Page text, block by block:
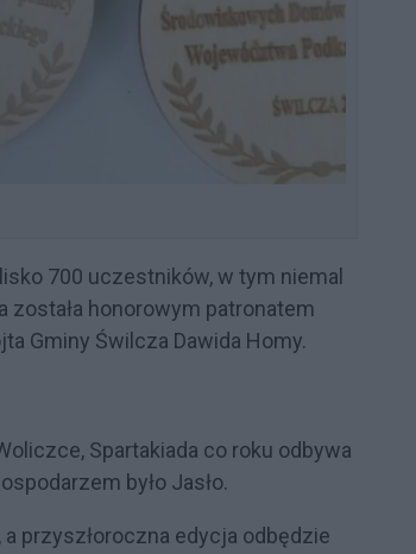
700 uczestników, w tym niemal
została honorowym patronatem
Gminy Świlcza Dawida Homy.
Spartakiada co roku odbywa
było Jasło.
przyszłoroczna edycja odbędzie